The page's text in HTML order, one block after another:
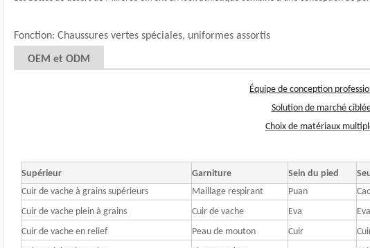
Fonction: Chaussures vertes spéciales, uniformes assortis
OEM et ODM
Équipe de conception
Solution de marché
Choix de matériaux
Supérieur Garniture Sein du pied
Cuir de vache à grains supérieurs
Maillage respirant Puan
Cuir de vache plein à grains
Cuir de vache Eva
Cuir de vache en relief
Peau de mouton Cuir